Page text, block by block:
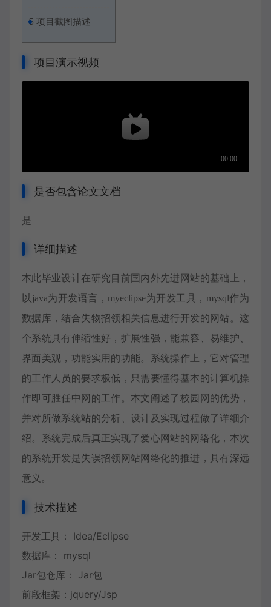
5 项目截图描述
项目演示视频
是否包含论文文档
是
详细描述
本此毕业设计在研究目前国内外先进网站的基础上，
以 java为开发语言，myeclipse为开发工具，mysql作为
数据库，结合失物招领相关信息进行开发的网站。这
个系统具有伸缩性好，扩展性强，能兼容、易维护、
界面美观，功能实用的功能。系统操作上，它对管理
的工作人员的要求极低，只需要懂得基本的计算机操
作即可胜任中网的工作。本文阐述了校园网的优势，
并对所做系统站的分析、设计及实现过程做了详细介
绍。系统完成后真正实现了爱心网站的网络化，本次
的系统开发是失误招领网站网络化的推进，具有深远
意义。
技术描述
开发工具： Idea/Eclipse
数据库： mysql
Jar包仓库： Jar包
前段框架：jquery/Jsp